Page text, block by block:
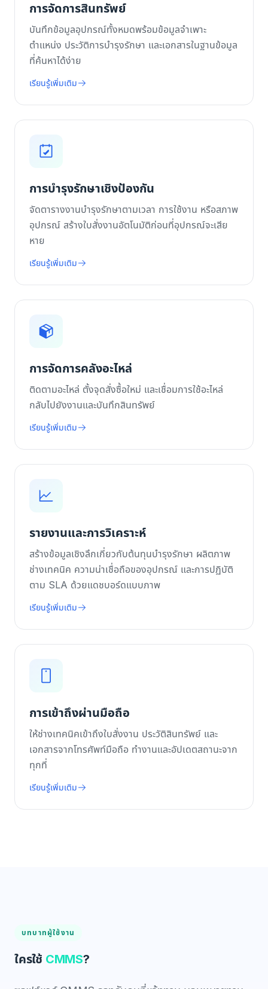
การจัดการสินทรัพย์
บันทึกข้อมูลอุปกรณ์ทั้งหมดพร้อมข้อมูลจำเพาะ
ตำแหน่ง ประวัติการบำรุงรักษา และเอกสารในฐานข้อมูล
ที่ค้นหาได้ง่าย
เรียนรู้เพิ่มเติม
การบำรุงรักษาเชิงป้องกัน
จัดตารางงานบำรุงรักษาตามเวลา การใช้งาน หรือสภาพ
อุปกรณ์ สร้างใบสั่งงานอัตโนมัติก่อนที่อุปกรณ์จะเสีย
หาย
เรียนรู้เพิ่มเติม
การจัดการคลังอะไหล่
ติดตามอะไหล่ ตั้งจุดสั่งซื้อใหม่ และเชื่อมการใช้อะไหล่
กลับไปยังงานและบันทึกสินทรัพย์
เรียนรู้เพิ่มเติม
รายงานและการวิเคราะห์
สร้างข้อมูลเชิงลึกเกี่ยวกับต้นทุนบำรุงรักษา ผลิตภาพ
ช่างเทคนิค ความน่าเชื่อถือของอุปกรณ์ และการปฏิบัติ
ตาม SLA ด้วยแดชบอร์ดแบบภาพ
เรียนรู้เพิ่มเติม
การเข้าถึงผ่านมือถือ
ให้ช่างเทคนิคเข้าถึงใบสั่งงาน ประวัติสินทรัพย์ และ
เอกสารจากโทรศัพท์มือถือ ทำงานและอัปเดตสถานะจาก
ทุกที่
เรียนรู้เพิ่มเติม
บทบาทผู้ใช้งาน
ใครใช้ CMMS?